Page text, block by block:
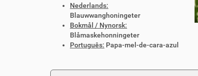
Nederlands:
Blauwwanghoningeter
Bokmål / Nynorsk:
Blåmaskehonningeter
Português: Papa-mel-de-cara-azul